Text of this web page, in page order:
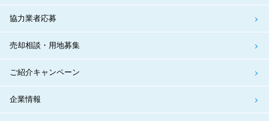
協力業者応募
売却相談・用地募集
ご紹介キャンペーン
企業情報